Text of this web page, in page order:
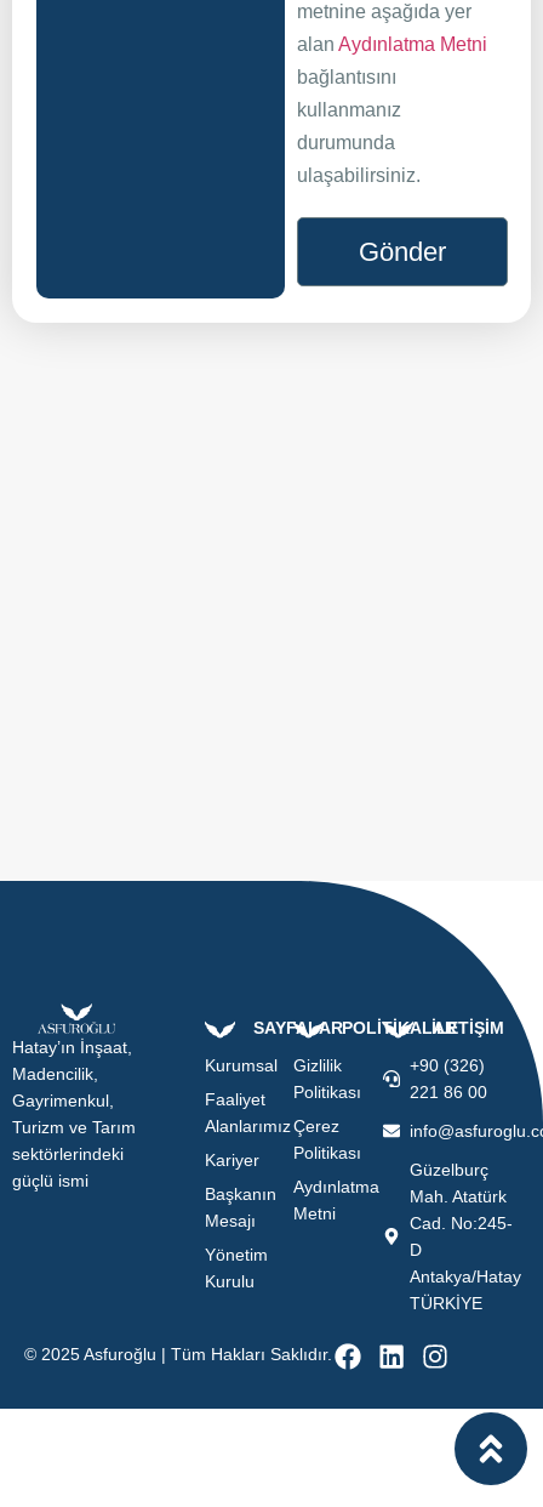
metnine aşağıda yer
alanAydınlatma Metni
bağlantısını
kullanmanız
durumunda
ulaşabilirsiniz.
Gönder
Hatay’ın İnşaat,
Madencilik,
Gayrimenkul,
Turizm ve Tarım
sektörlerindeki
güçlü ismi
SAYFALAR
Kurumsal
Faaliyet
Alanlarımız
Kariyer
Başkanın
Mesajı
Yönetim
Kurulu
POLİTİKALAR
Gizlilik
Politikası
Çerez
Politikası
Aydınlatma
Metni
İLETİŞİM
+90 (326)
221 86 00
Güzelburç
Mah. Atatürk
Cad. No:245-
D
Antakya/Hatay
TÜRKİYE
© 2025 Asfuroğlu | Tüm Hakları Saklıdır.